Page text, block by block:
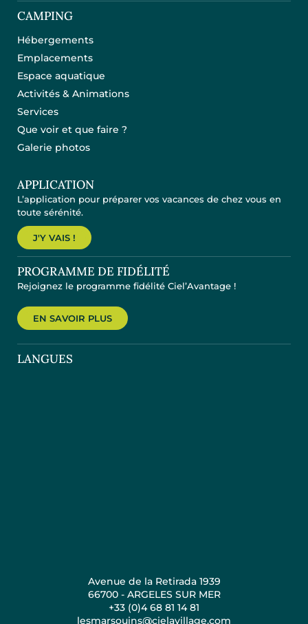
CAMPING
Hébergements
Emplacements
Espace aquatique
Activités & Animations
Services
Que voir et que faire ?
Galerie photos
APPLICATION
L’application pour préparer vos vacances de chez vous en
toute sérénité.
J'Y VAIS !
PROGRAMME DE FIDÉLITÉ
Rejoignez le programme fidélité Ciel’Avantage !
EN SAVOIR PLUS
LANGUES
Avenue de la Retirada 1939
66700 - ARGELES SUR MER
+33 (0)4 68 81 14 81
lesmarsouins@cielavillage.com